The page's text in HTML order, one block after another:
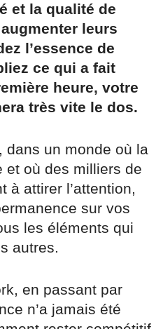
et la qualité de
leurs
l’essence de
ce qui a fait
heure, votre
très vite le dos.
dans un monde où la
et où des milliers de
à attirer l’attention,
sur vos
les éléments qui
autres.
en passant par
n’a jamais été